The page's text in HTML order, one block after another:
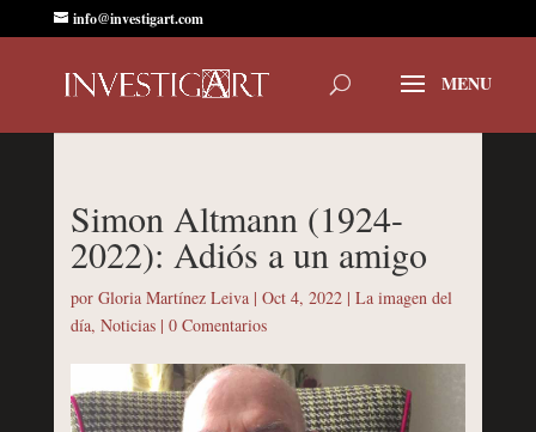
info@investigart.com
Simon Altmann (1924-
2022): Adiós a un amigo
por Gloria Martínez Leiva| Oct 4, 2022| La imagen del
día, Noticias| 0 Comentarios